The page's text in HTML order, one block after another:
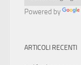
Powered by
ARTICOLI RECENTI